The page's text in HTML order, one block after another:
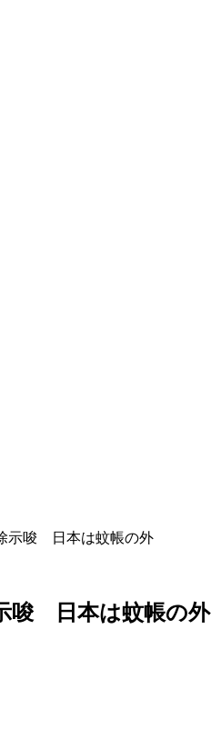
示唆 日本は蚊帳の外
唆 日本は蚊帳の外